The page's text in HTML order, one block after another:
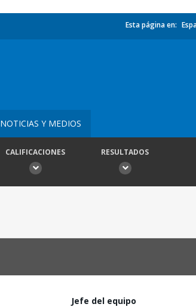
Esta página en:
NOTICIAS Y MEDIOS
CALIFICACIONES RESULTADOS
Jefe del equipo